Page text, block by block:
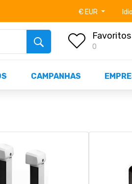
disponíveis STOCK OFF!
€ EUR
Favoritos
0
CAMPANHAS